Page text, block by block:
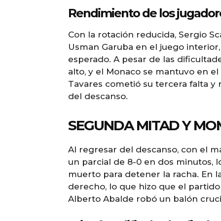
Rendimiento de los
Con la rotación reducida, Sergio
Usman Garuba en el juego
esperado. A pesar de las
alto, y el Monaco se mantuvo en
Tavares cometió su tercera falta y
del descanso.
SEGUNDA MITAD Y
Al regresar del descanso, con el
un parcial de 8-0 en dos minutos,
muerto para detener la racha. En
derecho, lo que hizo que el
Alberto Abalde robó un balón